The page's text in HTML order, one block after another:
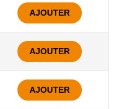
AJOUTER
AJOUTER
AJOUTER